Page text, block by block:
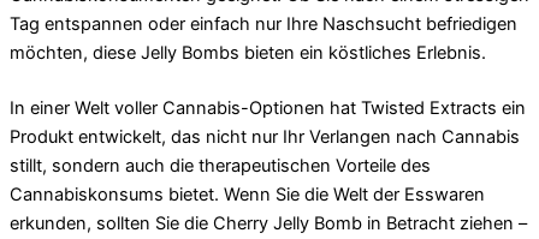
Tag entspannen oder einfach nur Ihre Naschsucht befriedigen
möchten, diese Jelly Bombs bieten ein köstliches Erlebnis.
In einer Welt voller Cannabis-Optionen hat Twisted Extracts ein
Produkt entwickelt, das nicht nur Ihr Verlangen nach Cannabis
stillt, sondern auch die therapeutischen Vorteile des
Cannabiskonsums bietet. Wenn Sie die Welt der Esswaren
erkunden, sollten Sie die Cherry Jelly Bomb in Betracht ziehen –